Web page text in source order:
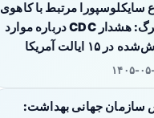
سایکلوسپورا مرتبط با کاهوی
آیسبرگ: هشدار CDC درباره موارد
۱۵ ایالت آمریکا
۰۵-۱۵
سازمان جهانی بهداشت: